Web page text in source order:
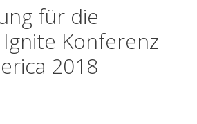
für die
Konferenz
2018